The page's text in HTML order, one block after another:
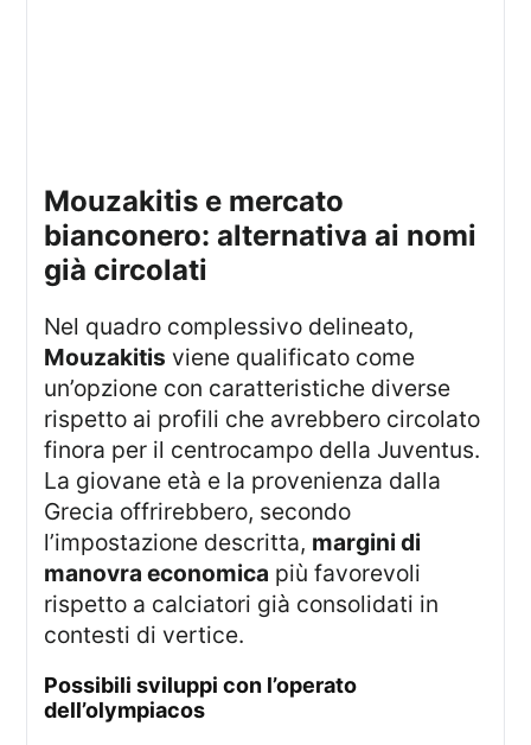
mouzakitis e mercato
bianconero: alternativa ai nomi
già circolati
Nel quadro complessivo delineato,
Mouzakitis viene qualificato come
un’opzione con caratteristiche diverse
rispetto ai profili che avrebbero circolato
finora per il centrocampo della Juventus.
La giovane età e la provenienza dalla
Grecia offrirebbero, secondo
l’impostazione descritta, margini di
manovra economica più favorevoli
rispetto a calciatori già consolidati in
contesti di vertice.
possibili sviluppi con l’operato
dell’olympiacos